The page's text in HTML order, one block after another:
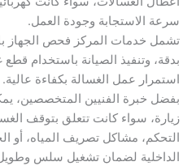
سرعة الاستجابة وجودة العمل.
تشمل خدمات المركز فحص الجهاز
بدقة، وتنفيذ الصيانة باستخدام
استمرار عمل الغسالة بكفاءة عالية.
بفضل خبرة الفنيين المتخصصين،
زيارة، سواء كانت تتعلق بتوقف
التحكم، مشاكل تصريف المياه، أو
الداخلية لضمان تشغيل سلس وطويل